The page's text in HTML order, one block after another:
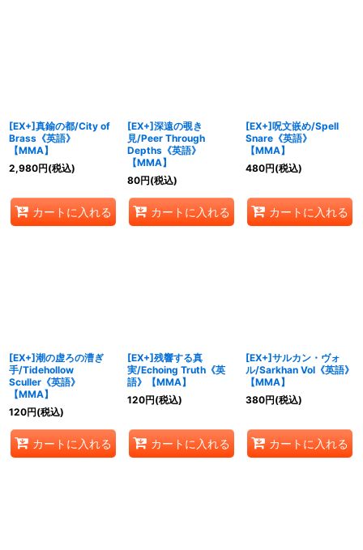
[EX+]真鍮の都/City of
Brass《英語》
【MMA】
2,980円(税込)
カートに入れる
[EX+]深遠の覗き
見/Peer Through
Depths《英語》
【MMA】
80円(税込)
カートに入れる
[EX+]呪文嵌め/Spell
Snare《英語》
【MMA】
480円(税込)
カートに入れる
[EX+]潮の虚ろの漕ぎ
手/Tidehollow
Sculler《英語》
【MMA】
120円(税込)
カートに入れる
[EX+]残響する真
実/Echoing Truth《英
語》【MMA】
120円(税込)
カートに入れる
[EX+]サルカン・ヴォ
ル/Sarkhan Vol《英語》
【MMA】
380円(税込)
カートに入れる